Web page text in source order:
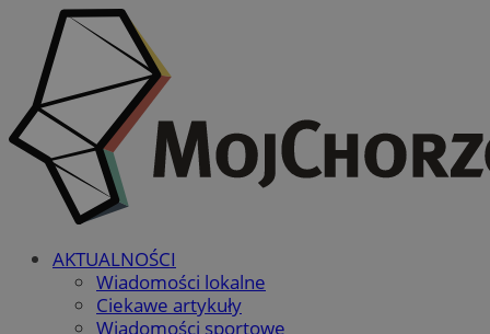
AKTUALNOŚCI
Wiadomości lokalne
Ciekawe artykuły
Wiadomości sportowe